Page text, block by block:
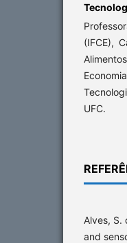
(IFCE),
UFC.
Alves, S.
and